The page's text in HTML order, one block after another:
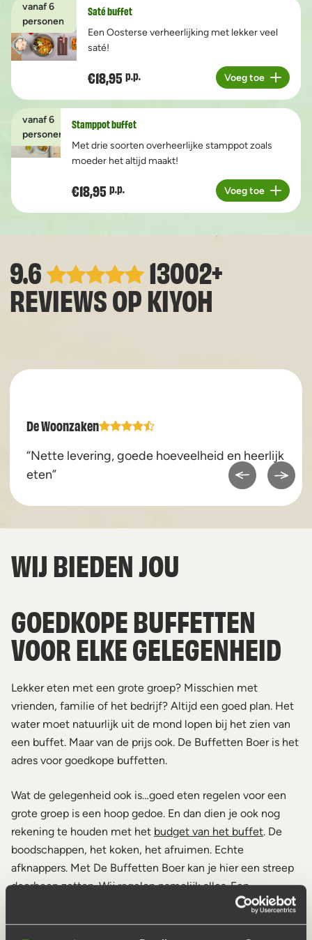
vanaf 6
personen
Saté buffet
Een Oosterse verheerlijking met lekker veel
saté!
€18,95 p.p.
Aantal
Voeg toe
vanaf 6
personen
Stamppot buffet
Met drie soorten overheerlijke stamppot zoals
moeder het altijd maakt!
€18,95 p.p.
Aantal
Voeg toe
9.6 13002+
REVIEWS OPKIYOH
De Woonzaken
“Nette levering, goede hoeveelheid en heerlijk
eten”
WIJ BIEDEN JOU
GOEDKOPE BUFFETTEN
VOOR ELKE GELEGENHEID
Lekker eten met een grote groep? Misschien met
vrienden, familie of het bedrijf? Altijd een goed plan. Het
water moet natuurlijk uit de mond lopen bij het zien van
een buffet. Maar van de prijs ook. De Buffetten Boer is het
adres voor goedkope buffetten.
Wat de gelegenheid ook is…goed eten regelen voor een
grote groep is een hoop gedoe. En dan dien je ook nog
rekening te houden met het budget van het buffet. De
boodschappen, het koken, het afruimen. Echte
afknappers. Met De Buffetten Boer kan je hier een streep
doorheen zetten. Wij regelen namelijk alles. Een